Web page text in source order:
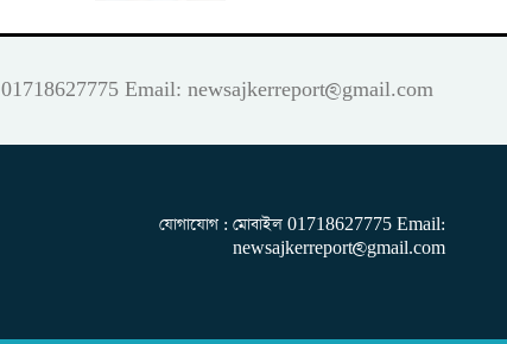
01718627775 Email: newsajkerreport@gmail.com
যোগাযোগ : মোবাইল 01718627775 Email:
newsajkerreport@gmail.com